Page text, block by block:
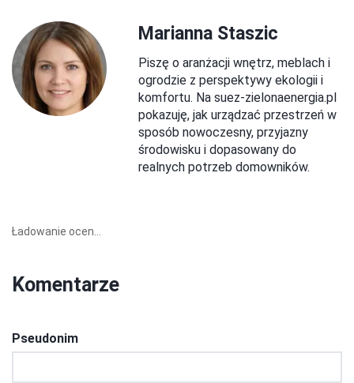
Marianna Staszic
Piszę o aranżacji wnętrz, meblach i
ogrodzie z perspektywy ekologii i
komfortu. Na suez-zielonaenergia.pl
pokazuję, jak urządzać przestrzeń w
sposób nowoczesny, przyjazny
środowisku i dopasowany do
realnych potrzeb domowników.
Ładowanie ocen...
Komentarze
Pseudonim